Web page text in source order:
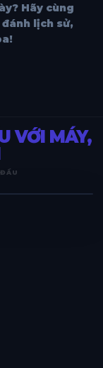
Hãy cùng
lịch sử,
VỚI MÁY,